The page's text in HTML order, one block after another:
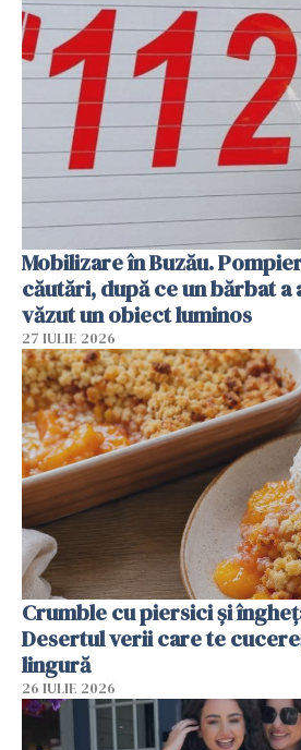
Mobilizare în Buzău.
căutări, după ce un bărbat a
văzut un obiect luminos
27 IULIE 2026
Crumble cu piersici și
Desertul verii care te
lingură
26 IULIE 2026